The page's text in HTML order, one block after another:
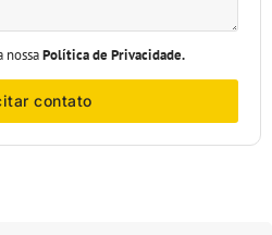
nossaPolítica de Privacidade.
contato